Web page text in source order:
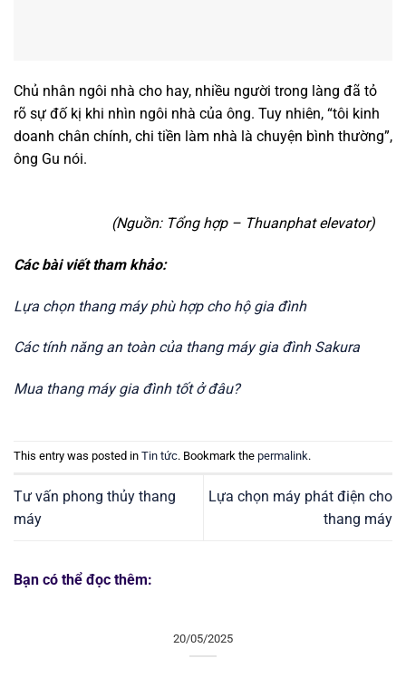
Chủ nhân ngôi nhà cho hay, nhiều người trong làng đã tỏ
rõ sự đố kị khi nhìn ngôi nhà của ông. Tuy nhiên, “tôi kinh
doanh chân chính, chi tiền làm nhà là chuyện bình thường”,
ông Gu nói.
(Nguồn: Tổng hợp – Thuanphat elevator)
Các bài viết tham khảo:
Lựa chọn thang máy phù hợp cho hộ gia đình
Các tính năng an toàn của thang máy gia đình Sakura
Mua thang máy gia đình tốt ở đâu?
This entry was posted in Tin tức. Bookmark the permalink.
Tư vấn phong thủy thang
máy
Lựa chọn máy phát điện cho
thang máy
Bạn có thể đọc thêm:
20/05/2025